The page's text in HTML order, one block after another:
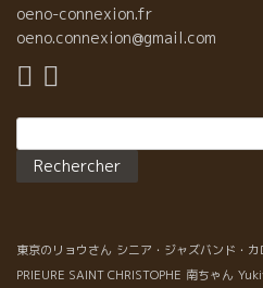
ある。。 花崗岩だけでなく、色ん
ェナの特殊土壌を見事に表現したフ
しいバランスだ。 ジャン・フォワ
今夜ここのカーヴではJAZZの生演
さな街だけど食べること、ワインを
oeno-connexion.fr
oeno.connexion@gmail.com
東京のリョウさん シニア・ジャズバンド・カ
PRIEURE SAINT CHRISTOPHE 南ちゃん